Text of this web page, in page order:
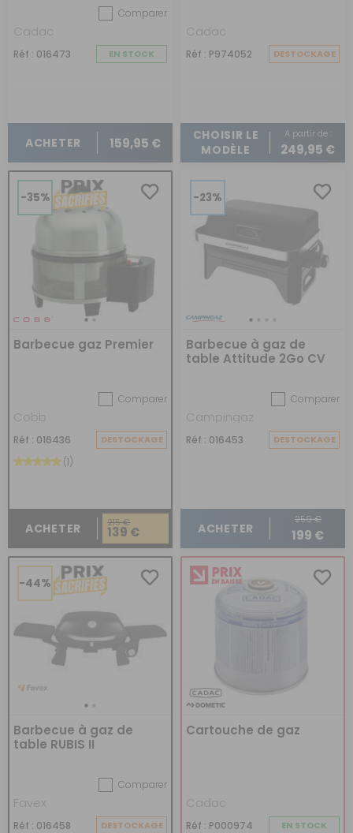
Comparer
Cadac
Réf : 016473 EN STOCK
ACHETER 159,95 €
Cadac
Réf : P974052 DESTOCKAGE
CHOISIR LE
MODÈLE
A partir de :
249,95 €
-35%
Barbecue gaz Premier
Comparer
Cobb
Réf : 016436 DESTOCKAGE
(1)
ACHETER 215 €
139 €
-23%
Barbecue à gaz de
table Attitude 2Go CV
Comparer
Campingaz
Réf : 016453 DESTOCKAGE
ACHETER
259 €
199 €
-44%
Barbecue à gaz de
table RUBIS II
Comparer
Favex
Réf : 016458 DESTOCKAGE
Cartouche de gaz
Cadac
Réf : P000974 EN STOCK